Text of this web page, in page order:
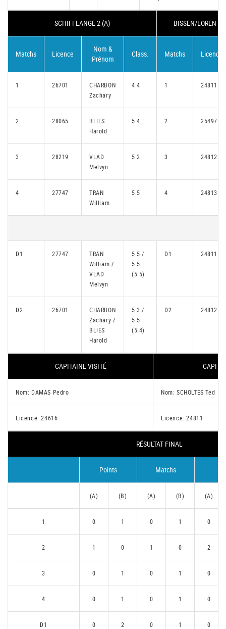
SCHIFFLANGE 2 (A) BISSEN/
Matchs Licence
Nom &
Prénom
Class. Matchs Licence
1 26701
CHARBON
Zachary
4.4 1 24811
2 28065
BLIES
Harold
5.4 2 25497
3 28219
VLAD
Melvyn
5.2 3 24812
4 27747
TRAN
William
5.5 4 24813
D1 27747
TRAN
William /
VLAD
Melvyn
5.5 /
5.5
(5.5)
D1 24811
D2 26701
CHARBON
Zachary /
BLIES
Harold
5.3 /
5.5
(5.4)
D2 24812
CAPITAINE VISITÉ
Nom: DAMAS Pedro Nom: SCHOLTES Ted
Licence: 24616 Licence: 24811
RÉSULTAT FINAL
Points Matchs
(A) (B) (A) (B) (A)
1 0 1 0 1 0
2 1 0 1 0 2
3 0 1 0 1 0
4 0 1 0 1 0
D1 0 2 0 1 0